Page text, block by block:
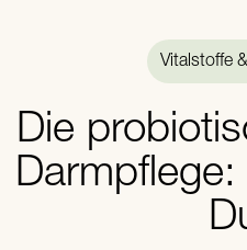
Vitalstoffe
Die
Darmpflege: